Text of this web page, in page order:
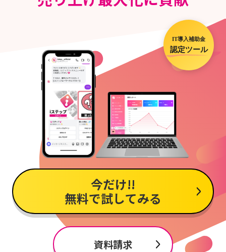
今だけ!!
無料で試してみる
資料請求